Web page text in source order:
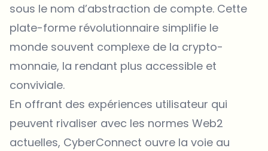
sous le nom d’abstraction de compte. Cette
plate-forme révolutionnaire simplifie le
monde souvent complexe de la crypto-
monnaie, la rendant plus accessible et
conviviale.
En offrant des expériences utilisateur qui
peuvent rivaliser avec les normes Web2
actuelles, CyberConnect ouvre la voie au